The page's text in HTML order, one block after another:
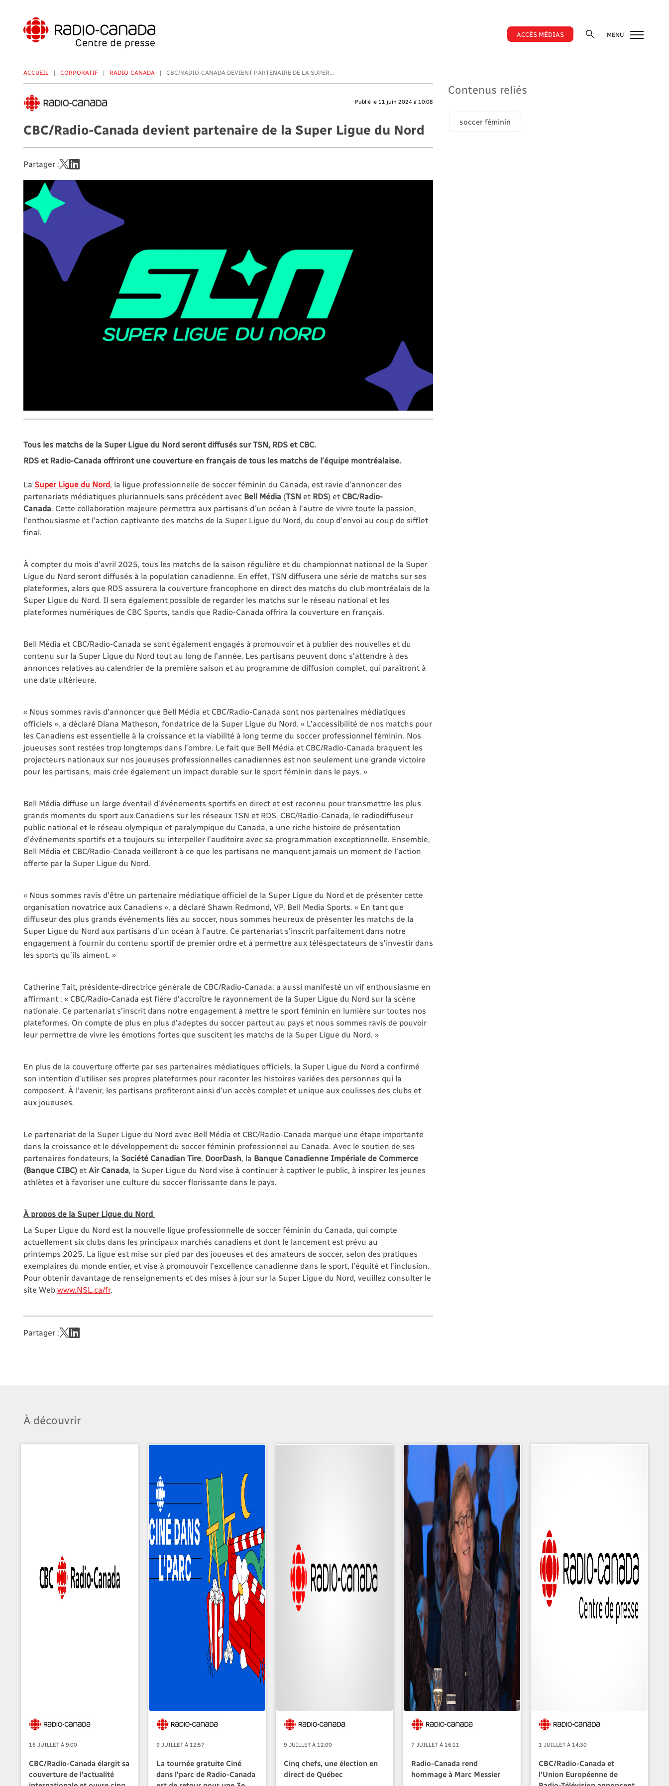
contenu
principal
ACCÈS MÉDIAS MENU
ACCUEIL CORPORATIF RADIO-CANADA CBC/RADIO-CANADA DEVIENT PARTENAIRE DE LA SUPER...
Publié le 11 juin 2024 à 10:08
CBC/Radio-Canada devient partenaire de la Super Ligue du Nord
Partager :
Tous les matchs de la Super Ligue du Nord seront diffusés sur TSN, RDS et CBC.
RDS et Radio-Canada offriront une couverture en français de tous les matchs de l’équipe montréalaise.
La Super Ligue du Nord, la ligue professionnelle de soccer féminin du Canada, est ravie d’annoncer des
partenariats médiatiques pluriannuels sans précédent avec Bell Média (TSN et RDS) et CBC/Radio-
Canada. Cette collaboration majeure permettra aux partisans d’un océan à l’autre de vivre toute la passion,
l’enthousiasme et l’action captivante des matchs de la Super Ligue du Nord, du coup d’envoi au coup de sifflet
final.
À compter du mois d’avril 2025, tous les matchs de la saison régulière et du championnat national de la Super
Ligue du Nord seront diffusés à la population canadienne. En effet, TSN diffusera une série de matchs sur ses
plateformes, alors que RDS assurera la couverture francophone en direct des matchs du club montréalais de la
Super Ligue du Nord. Il sera également possible de regarder les matchs sur le réseau national et les
plateformes numériques de CBC Sports, tandis que Radio-Canada offrira la couverture en français.
Bell Média et CBC/Radio-Canada se sont également engagés à promouvoir et à publier des nouvelles et du
contenu sur la Super Ligue du Nord tout au long de l’année. Les partisans peuvent donc s’attendre à des
annonces relatives au calendrier de la première saison et au programme de diffusion complet, qui paraîtront à
une date ultérieure.
« Nous sommes ravis d’annoncer que Bell Média et CBC/Radio-Canada sont nos partenaires médiatiques
officiels », a déclaré Diana Matheson, fondatrice de la Super Ligue du Nord. « L’accessibilité de nos matchs pour
les Canadiens est essentielle à la croissance et la viabilité à long terme du soccer professionnel féminin. Nos
joueuses sont restées trop longtemps dans l’ombre. Le fait que Bell Média et CBC/Radio-Canada braquent les
projecteurs nationaux sur nos joueuses professionnelles canadiennes est non seulement une grande victoire
pour les partisans, mais crée également un impact durable sur le sport féminin dans le pays. »
Bell Média diffuse un large éventail d’événements sportifs en direct et est reconnu pour transmettre les plus
grands moments du sport aux Canadiens sur les réseaux TSN et RDS. CBC/Radio-Canada, le radiodiffuseur
public national et le réseau olympique et paralympique du Canada, a une riche histoire de présentation
d’événements sportifs et a toujours su interpeller l’auditoire avec sa programmation exceptionnelle. Ensemble,
Bell Média et CBC/Radio-Canada veilleront à ce que les partisans ne manquent jamais un moment de l’action
offerte par la Super Ligue du Nord.
« Nous sommes ravis d’être un partenaire médiatique officiel de la Super Ligue du Nord et de présenter cette
organisation novatrice aux Canadiens », a déclaré Shawn Redmond, VP, Bell Media Sports. « En tant que
diffuseur des plus grands événements liés au soccer, nous sommes heureux de présenter les matchs de la
Super Ligue du Nord aux partisans d’un océan à l’autre. Ce partenariat s’inscrit parfaitement dans notre
engagement à fournir du contenu sportif de premier ordre et à permettre aux téléspectateurs de s’investir dans
les sports qu’ils aiment. »
Catherine Tait, présidente-directrice générale de CBC/Radio-Canada, a aussi manifesté un vif enthousiasme en
affirmant : « CBC/Radio-Canada est fière d’accroître le rayonnement de la Super Ligue du Nord sur la scène
nationale. Ce partenariat s’inscrit dans notre engagement à mettre le sport féminin en lumière sur toutes nos
plateformes. On compte de plus en plus d’adeptes du soccer partout au pays et nous sommes ravis de pouvoir
leur permettre de vivre les émotions fortes que suscitent les matchs de la Super Ligue du Nord. »
En plus de la couverture offerte par ses partenaires médiatiques officiels, la Super Ligue du Nord a confirmé
son intention d’utiliser ses propres plateformes pour raconter les histoires variées des personnes qui la
composent. À l’avenir, les partisans profiteront ainsi d’un accès complet et unique aux coulisses des clubs et
aux joueuses.
Le partenariat de la Super Ligue du Nord avec Bell Média et CBC/Radio-Canada marque une étape importante
dans la croissance et le développement du soccer féminin professionnel au Canada. Avec le soutien de ses
partenaires fondateurs, la Société Canadian Tire, DoorDash, la Banque Canadienne Impériale de Commerce
(Banque CIBC) et Air Canada, la Super Ligue du Nord vise à continuer à captiver le public, à inspirer les jeunes
athlètes et à favoriser une culture du soccer florissante dans le pays.
À propos de la Super Ligue du Nord
La Super Ligue du Nord est la nouvelle ligue professionnelle de soccer féminin du Canada, qui compte
actuellement six clubs dans les principaux marchés canadiens et dont le lancement est prévu au
printemps 2025. La ligue est mise sur pied par des joueuses et des amateurs de soccer, selon des pratiques
exemplaires du monde entier, et vise à promouvoir l’excellence canadienne dans le sport, l’équité et l’inclusion.
Pour obtenir davantage de renseignements et des mises à jour sur la Super Ligue du Nord, veuillez consulter le
site Web www.NSL.ca/fr.
Partager :
Contenus reliés
soccer féminin
À découvrir
16 JUILLET À 9:00
CBC/Radio-Canada élargit sa
couverture de l’actualité
9 JUILLET À 12:57
La tournée gratuite Ciné
dans l'parc de Radio-Canada
9 JUILLET À 12:00
Cinq chefs, une élection en
direct de Québec
7 JUILLET À 16:11
Radio-Canada rend
hommage à Marc Messier
1 JUILLET À 14:30
CBC/Radio-Canada et
l’Union Européenne de